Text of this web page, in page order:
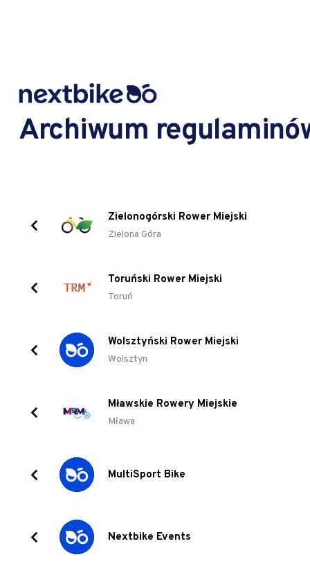
Archiwum
Zielonogórski Rower Miejski
Zielona Góra
Toruński Rower Miejski
Toruń
Wolsztyński Rower Miejski
Wolsztyn
Mławskie Rowery Miejskie
Mława
MultiSport Bike
Nextbike Events